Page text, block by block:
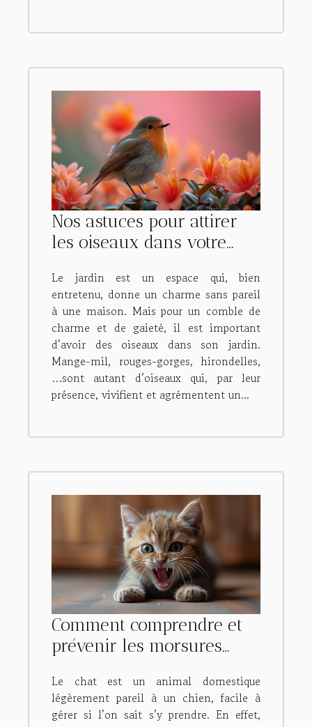
Nos astuces pour attirer
les oiseaux dans votre
Le jardin est un espace qui, bien
entretenu, donne un charme sans pareil
à une maison. Mais pour un comble de
charme et de gaieté, il est important
d’avoir des oiseaux dans son jardin.
Mange-mil, rouges-gorges, hirondelles,
…sont autant d’oiseaux qui, par leur
présence, vivifient et agrémentent un...
Comment comprendre et
prévenir les morsures
Le chat est un animal domestique
légèrement pareil à un chien, facile à
gérer si l’on sait s’y prendre. En effet,